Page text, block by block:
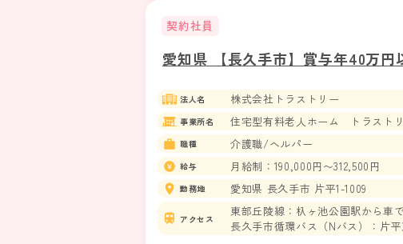
契約社員
愛知県 【長久手市】賞与年40万円
法人名 株式会社トラストリー
事業所名 住宅型有料老人ホーム トラスト
職種 介護職/ヘルパー
給与 月給制：190,000円〜312,500円
勤務地 愛知県 長久手市 片平1-1009
アクセス
東部丘陵線：杁ヶ池公園駅から車
長久手市循環バス（Nバス）：片